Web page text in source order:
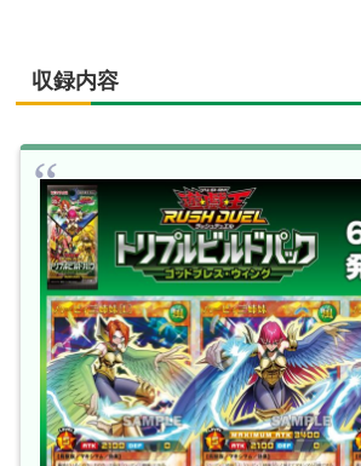
収録内容